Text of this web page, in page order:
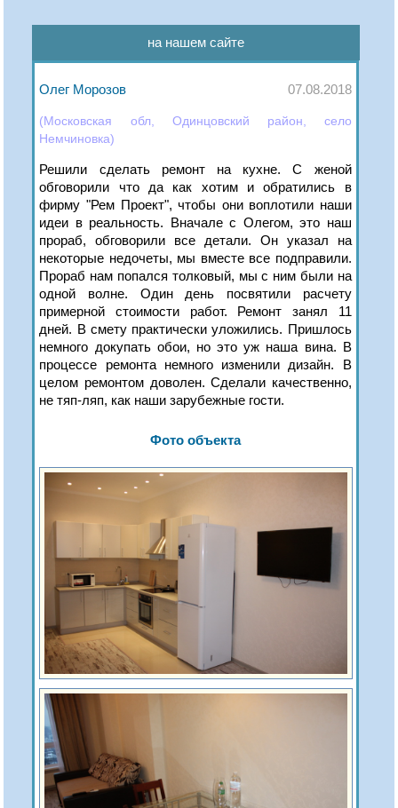
на нашем сайте
Олег Морозов 07.08.2018
(Московская обл, Одинцовский район, село
Немчиновка)
Решили сделать ремонт на кухне. С женой
обговорили что да как хотим и обратились в
фирму "Рем Проект", чтобы они воплотили наши
идеи в реальность. Вначале с Олегом, это наш
прораб, обговорили все детали. Он указал на
некоторые недочеты, мы вместе все подправили.
Прораб нам попался толковый, мы с ним были на
одной волне. Один день посвятили расчету
примерной стоимости работ. Ремонт занял 11
дней. В смету практически уложились. Пришлось
немного докупать обои, но это уж наша вина. В
процессе ремонта немного изменили дизайн. В
целом ремонтом доволен. Сделали качественно,
не тяп-ляп, как наши зарубежные гости.
Фото объекта